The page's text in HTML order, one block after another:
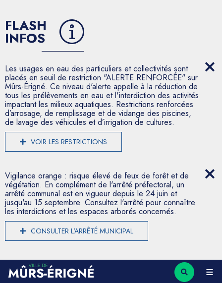
FLASH
INFOS
Les usages en eau des particuliers et collectivités sont
placés en seuil de restriction "ALERTE RENFORCÉE" sur
Mûrs-Érigné. Ce niveau d'alerte appelle à la réduction de
tous les prélèvements en eau et l'interdiction des activités
impactant les milieux aquatiques. Restrictions renforcées
d’arrosage, de remplissage et de vidange des piscines,
de lavage des véhicules et d’irrigation de cultures.
VOIR LES RESTRICTIONS
Vigilance orange : risque élevé de feux de forêt et de
végétation. En complément de l'arrêté préfectoral, un
arrêté communal est en vigueur depuis le 24 juin et
jusqu'au 15 septembre. Consultez l'arrêté pour connaître
les interdictions et les espaces arborés concernés.
CONSULTER L'ARRÊTÉ MUNICIPAL